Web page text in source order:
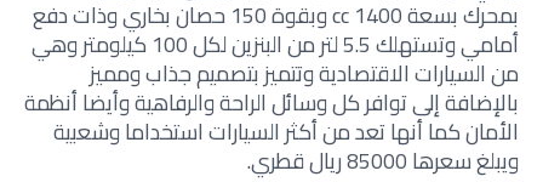
بمحرك بسعة 1400 cc وبقوة 150 حصان بخاري وذات دفع
أمامي وتستهلك 5.5 لتر من البنزين لكل 100 كيلومتر وهي
من السيارات الاقتصادية وتتميز بتصميم جذاب ومميز
بالإضافة إلى توافر كل وسائل الراحة والرفاهية وأيضا أنظمة
الأمان كما أنها تعد من أكثر السيارات استخداما وشعبية
ويبلغ سعرها 85000 ريال قطري.